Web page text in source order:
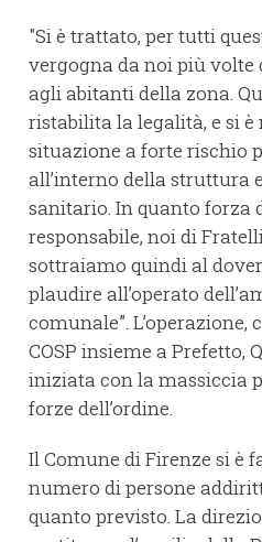
"Si è trattato, per tutti
vergogna da noi più volte
agli abitanti della zona.
ristabilita la legalità, e si è
situazione a forte rischio
all’interno della struttura
sanitario. In quanto forza
responsabile, noi di
sottraiamo quindi al
plaudire all’operato
comunale”.
COSP insieme a Prefetto,
iniziata con la massiccia
forze dell’ordine.
Il Comune di Firenze si è
numero di persone
quanto previsto. La